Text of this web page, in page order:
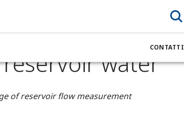
CONTATTI
water
of reservoir flow measurement